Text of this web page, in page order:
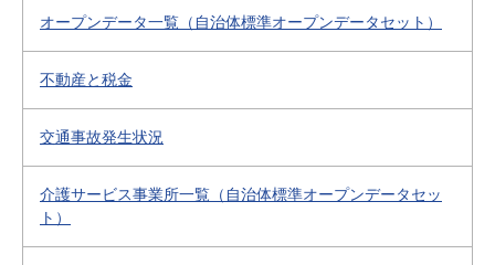
オープンデータ一覧（自治体標準オープンデータセット）
不動産と税金
交通事故発生状況
介護サービス事業所一覧（自治体標準オープンデータセッ
ト）